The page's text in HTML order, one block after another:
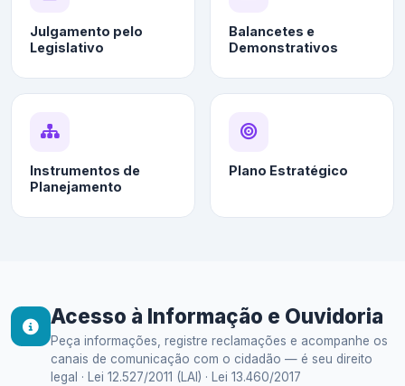
Julgamento pelo
Legislativo
Balancetes e
Demonstrativos
Instrumentos de
Planejamento
Plano Estratégico
Acesso à Informação e Ouvidoria
Peça informações, registre reclamações e acompanhe os
canais de comunicação com o cidadão — é seu direito
legal · Lei 12.527/2011 (LAI) · Lei 13.460/2017